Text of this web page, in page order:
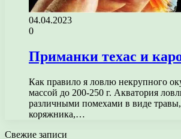
04.04.2023
0
Приманки техас и
Как правило я ловлю некрупного
массой до 200-250 г. Акватория
различными помехами в виде
коряжника,…
Свежие записи